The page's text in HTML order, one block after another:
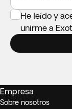
He leído y
unirme a
Empresa
Sobre nosotros